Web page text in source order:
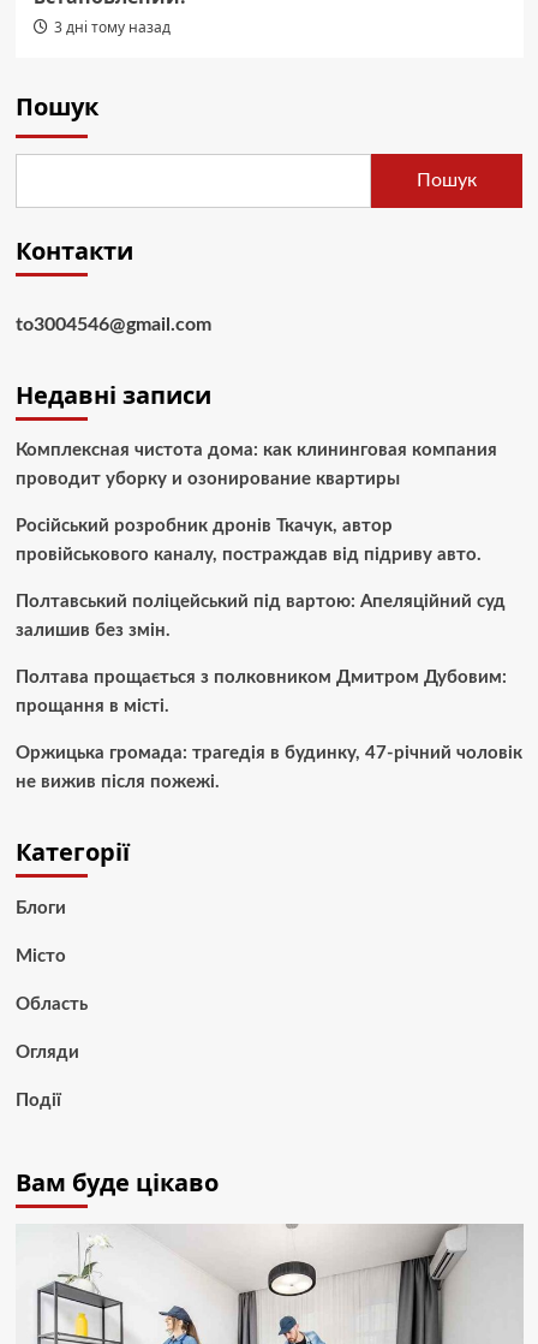
3 дні тому назад
Пошук
Пошук
Контакти
to3004546@gmail.com
Недавні записи
Комплексная чистота дома: как клининговая компания
проводит уборку и озонирование квартиры
Російський розробник дронів Ткачук, автор
провійськового каналу, постраждав від підриву авто.
Полтавський поліцейський під вартою: Апеляційний суд
залишив без змін.
Полтава прощається з полковником Дмитром Дубовим:
прощання в місті.
Оржицька громада: трагедія в будинку, 47-річний чоловік
не вижив після пожежі.
Категорії
Блоги
Місто
Область
Огляди
Події
Вам буде цікаво